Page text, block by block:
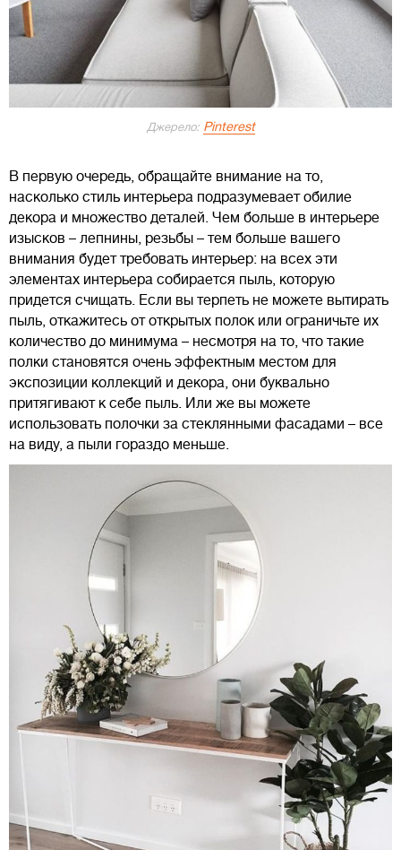
Джерело: Pinterest
В первую очередь, обращайте внимание на то,
насколько стиль интерьера подразумевает обилие
декора и множество деталей. Чем больше в интерьере
изысков – лепнины, резьбы – тем больше вашего
внимания будет требовать интерьер: на всех эти
элементах интерьера собирается пыль, которую
придется счищать. Если вы терпеть не можете вытирать
пыль, откажитесь от открытых полок или ограничьте их
количество до минимума – несмотря на то, что такие
полки становятся очень эффектным местом для
экспозиции коллекций и декора, они буквально
притягивают к себе пыль. Или же вы можете
использовать полочки за стеклянными фасадами – все
на виду, а пыли гораздо меньше.